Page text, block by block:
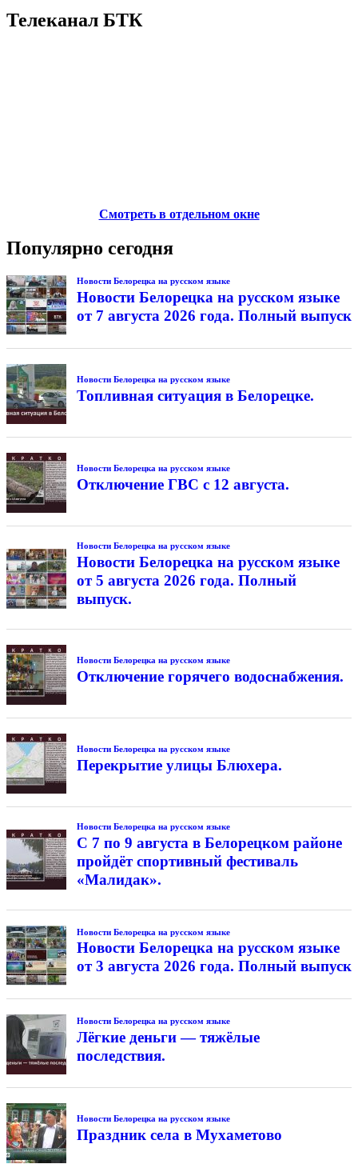
Телеканал БТК
Смотреть в отдельном окне
Популярно сегодня
Новости Белорецка на русском языке
Новости Белорецка на русском языке
от 7 августа 2026 года. Полный выпуск
Новости Белорецка на русском языке
Топливная ситуация в Белорецке.
Новости Белорецка на русском языке
Отключение ГВС с 12 августа.
Новости Белорецка на русском языке
Новости Белорецка на русском языке
от 5 августа 2026 года. Полный
выпуск.
Новости Белорецка на русском языке
Отключение горячего водоснабжения.
Новости Белорецка на русском языке
Перекрытие улицы Блюхера.
Новости Белорецка на русском языке
С 7 по 9 августа в Белорецком районе
пройдёт спортивный фестиваль
«Малидак».
Новости Белорецка на русском языке
Новости Белорецка на русском языке
от 3 августа 2026 года. Полный выпуск
Новости Белорецка на русском языке
Лёгкие деньги — тяжёлые
последствия.
Новости Белорецка на русском языке
Праздник села в Мухаметово